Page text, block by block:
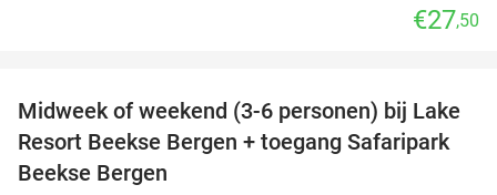
€27,50
53%
Midweek of weekend (3-6 personen) bij Lake
Resort Beekse Bergen + toegang Safaripark
Beekse Bergen